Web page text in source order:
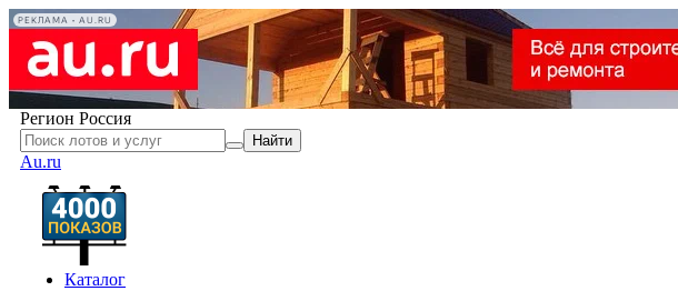
РЕКЛАМА • AU.RU
Регион Россия
Найти
Au.ru
Каталог